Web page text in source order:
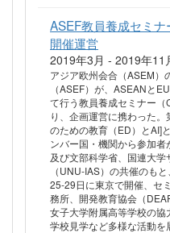
ASEF教員養成セミ
開催運営
2019年3月 - 2019年11
アジア欧州会合（ASEM）
（ASEF）が、ASEANと
て行う教員養成セミナー
り、企画運営に携わった
のための教育（ED）とAI]
ンバー国・機関から参加
及び文部科学省、国連大
（UNU-IAS）の共催のも
25-29日に東京で開催、セ
務所、開発教育協会（
女子大学附属高等学校の協
学校見学など多様な活動を